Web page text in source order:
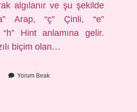
algılanır ve şu şekilde
Arap, “ç” Çinli, “e”
Hint anlamına gelir.
biçim olan…
Yorum Bırak